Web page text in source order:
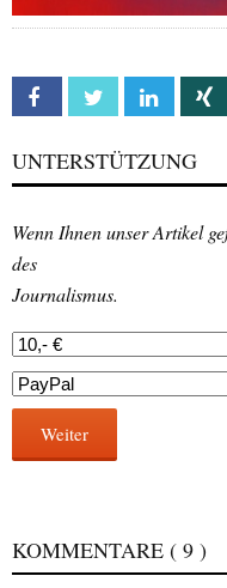
Facebook Twitter Linkedin
UNTERSTÜTZUNG
Wenn Ihnen unser Artikel
des
Journalismus.
Weiter
KOMMENTARE ( 9 )